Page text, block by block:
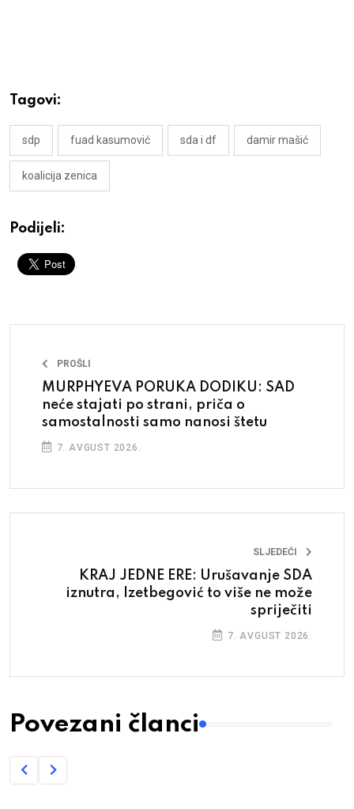
Tagovi:
sdp fuad kasumović sda i df damir mašić
koalicija zenica
Podijeli:
PROŠLI
MURPHYEVA PORUKA DODIKU: SAD
neće stajati po strani, priča o
samostalnosti samo nanosi štetu
7. AVGUST 2026.
SLJEDEĆI
KRAJ JEDNE ERE: Urušavanje SDA
iznutra, Izetbegović to više ne može
spriječiti
7. AVGUST 2026.
Povezani članci